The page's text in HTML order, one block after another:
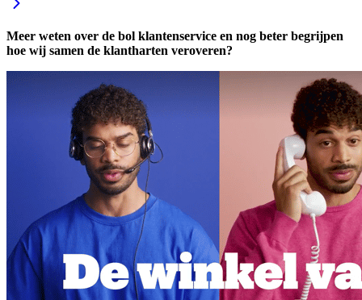
Meer weten over de bol klantenservice en nog beter begrijpen
hoe wij samen de klantharten veroveren?